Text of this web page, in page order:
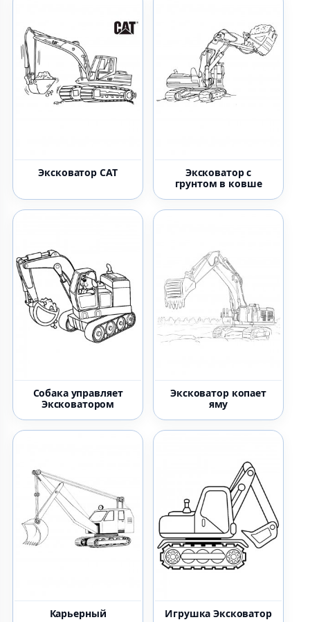
Эксковатор CAT
Эксковатор с
грунтом в ковше
Собака управляет
Эксковатором
Эксковатор копает
яму
Карьерный
Игрушка Эксковатор